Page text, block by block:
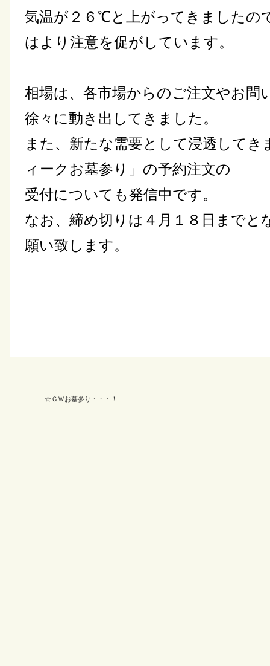
気温が２６℃と上がってきましたの
はより注意を促がしています。
相場は、各市場からのご注文やお問
徐々に動き出してきました。
また、新たな需要として浸透して
ィークお墓参り」の予約注文の
受付についても発信中です。
なお、締め切りは４月１８日までと
願い致します。
☆ＧＷお墓参り・・・！